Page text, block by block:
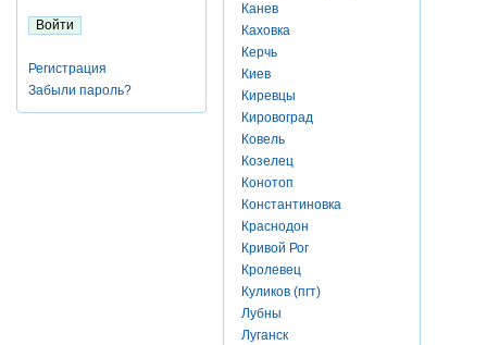
Регистрация
Забыли пароль?
Канев
Каховка
Керчь
Киев
Киревцы
Кировоград
Ковель
Козелец
Конотоп
Константиновка
Краснодон
Кривой Рог
Кролевец
Куликов (пгт)
Лубны
Луганск